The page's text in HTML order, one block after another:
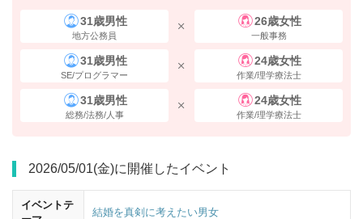
「大丸」を通過し、「八重洲地下街」 へと入ります。「JR東京駅八重
の標識で右に曲がって
31歳男性
地方公務員
26歳女性
一般事務
31歳男性
SE/プログラマー
24歳女性
作業/理学療法士
31歳男性
総務/法務/人事
24歳女性
作業/理学療法士
2026/05/01(金)に開催したイベント
イベントテ
結婚を真剣に考えたい男女